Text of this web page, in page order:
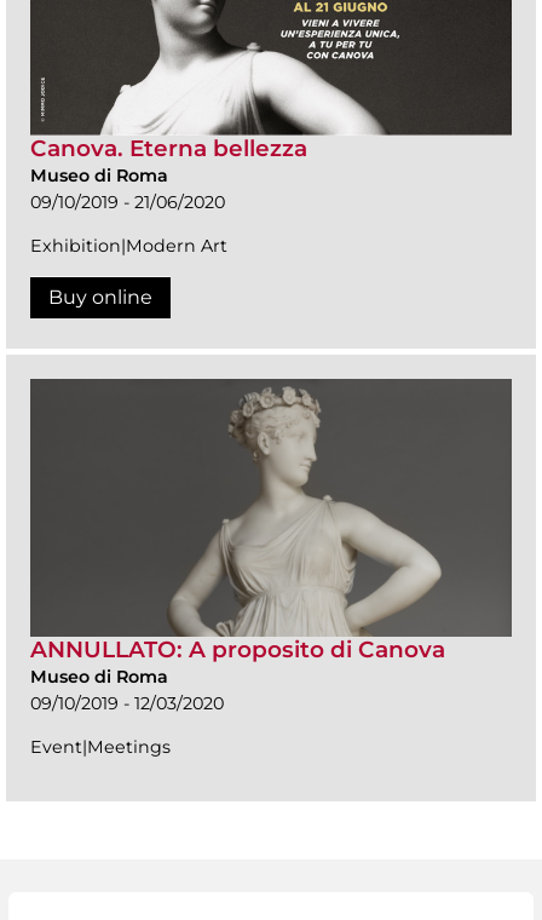
Canova. Eterna bellezza
Museo di Roma
09/10/2019 - 21/06/2020
Exhibition|Modern Art
Buy online
ANNULLATO: A proposito di Canova
Museo di Roma
09/10/2019 - 12/03/2020
Event|Meetings